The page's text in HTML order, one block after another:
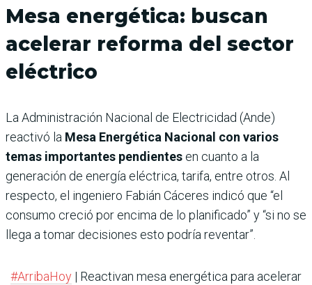
Mesa energética: buscan
acelerar reforma del sector
eléctrico
La Administración Nacional de Electricidad (Ande)
reactivó la Mesa Energética Nacional con varios
temas importantes pendientes en cuanto a la
generación de energía eléctrica, tarifa, entre otros. Al
respecto, el ingeniero Fabián Cáceres indicó que “el
consumo creció por encima de lo planificado” y “si no se
llega a tomar decisiones esto podría reventar”.
#ArribaHoy | Reactivan mesa energética para acelerar